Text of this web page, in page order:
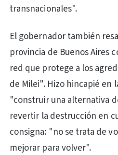
transnacionales".
El gobernador también
provincia de Buenos Aires
red que protege a los
de Milei". Hizo hincapié en
"construir una alternativa
revertir la destrucción en
consigna: "no se trata de
mejorar para volver".